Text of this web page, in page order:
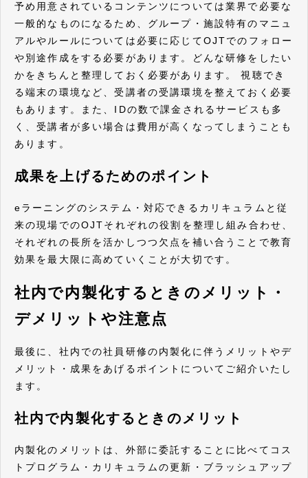
予め用意されているコンテンツについては業界で必要な
一般的なものになるため、グループ・施設特有のマニュ
アルやルールについては必要に応じてOJTでのフォロー
や別途作成をする必要があります。どんな研修をしたい
かをきちんと整理しておく必要があります。 視聴でき
る端末の環境など、受講者の受講環境を整えておく必要
もあります。また、IDの数で課金されるサービスも多
く、受講者が多い場合は費用が高くなってしまうことも
あります。
成果を上げるためのポイント
eラーニングのシステム・対応できるカリキュラムと従
来の現場でのOJTそれぞれの役割を整理し組み合わせ、
それぞれの長所を活かしつつ欠点を補い合うことで教育
効果を最大限に高めていくことが大切です。
社内で内製化するときのメリット・
デメリットや注意点
最後に、社内での社員研修の内製化に伴うメリットやデ
メリット・成果をあげるポイントについてご紹介いたし
ます。
社内で内製化するときのメリット
内製化のメリットは、外部に委託することに比べてコス
トプログラム・カリキュラムの更新・ブラッシュアップ